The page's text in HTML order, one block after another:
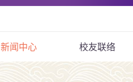
新闻中心 校友联络